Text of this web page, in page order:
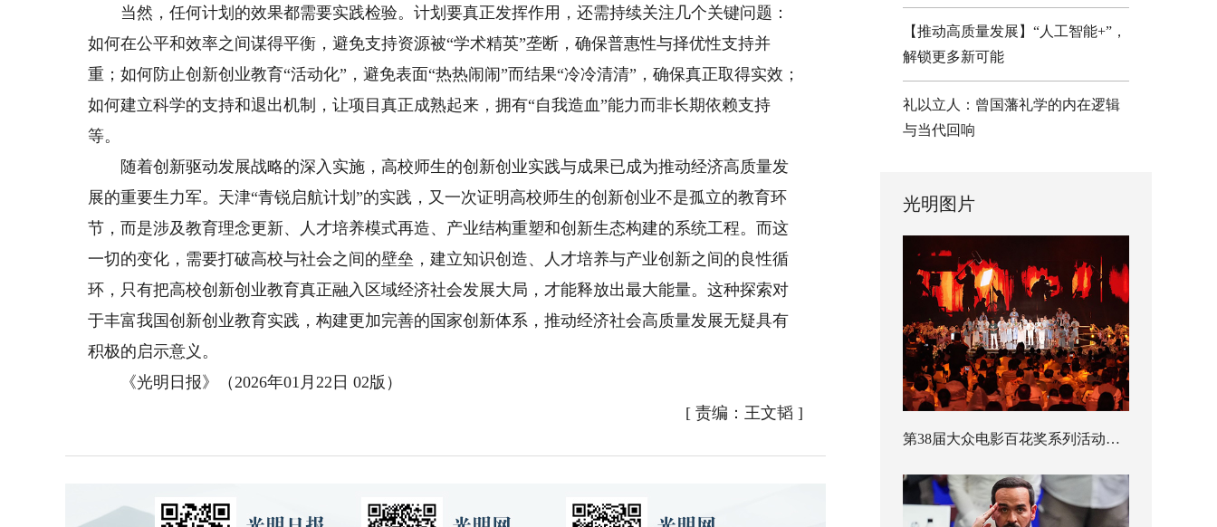
当然，任何计划的效果都需要实践检验。计划要真正发挥作用，还需持续关注几个关键问题：
如何在公平和效率之间谋得平衡，避免支持资源被“学术精英”垄断，确保普惠性与择优性支持并
重；如何防止创新创业教育“活动化”，避免表面“热热闹闹”而结果“冷冷清清”，确保真正取得实效；
如何建立科学的支持和退出机制，让项目真正成熟起来，拥有“自我造血”能力而非长期依赖支持
等。
随着创新驱动发展战略的深入实施，高校师生的创新创业实践与成果已成为推动经济高质量发
展的重要生力军。天津“青锐启航计划”的实践，又一次证明高校师生的创新创业不是孤立的教育环
节，而是涉及教育理念更新、人才培养模式再造、产业结构重塑和创新生态构建的系统工程。而这
一切的变化，需要打破高校与社会之间的壁垒，建立知识创造、人才培养与产业创新之间的良性循
环，只有把高校创新创业教育真正融入区域经济社会发展大局，才能释放出最大能量。这种探索对
于丰富我国创新创业教育实践，构建更加完善的国家创新体系，推动经济社会高质量发展无疑具有
积极的启示意义。
《光明日报》（2026年01月22日 02版）
[ 责编：王文韬 ]
【推动高质量发展】“人工智能+”，
解锁更多新可能
礼以立人：曾国藩礼学的内在逻辑
与当代回响
光明图片
第38届大众电影百花奖系列活动开幕